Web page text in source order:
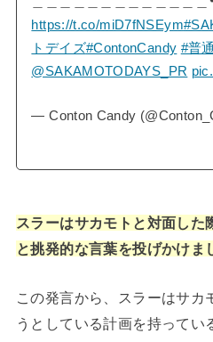
https://t.co/miD7fNSEym
トデイズ#ContonCandy #普通
@SAKAMOTODAYS_PR
— Conton Candy
スラーはサカモトと対面した
と挑発的な言葉を投げかけま
この発言から、スラーはサカ
うとしている計画を持ってい